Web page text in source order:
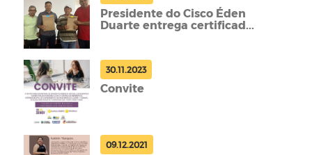
Presidente do Cisco Éden
Duarte entrega certificad...
30.11.2023
Convite
09.12.2021